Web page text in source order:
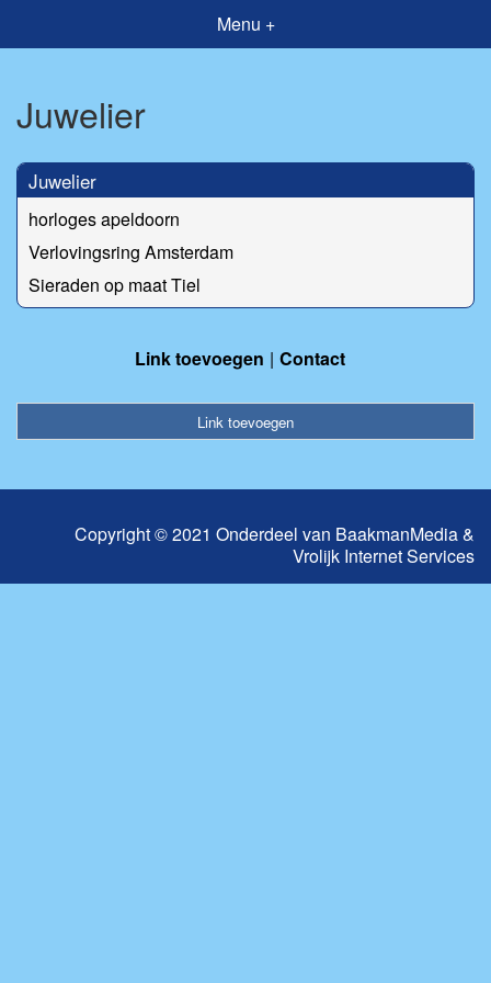
Menu +
Juwelier
Juwelier
horloges apeldoorn
Verlovingsring Amsterdam
Sieraden op maat Tiel
Link toevoegen Contact
Link toevoegen
Copyright © 2021 Onderdeel van BaakmanMedia&
Vrolijk Internet Services